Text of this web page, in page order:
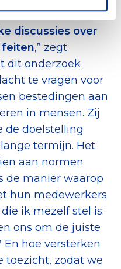
CBF helpt?Het
discussies over
,” zegt
dit onderzoek
te vragen voor
bestedingen aan
in mensen. Zij
de doelstelling
termijn. Het
aan normen
de manier waarop
hun medewerkers
ik mezelf stel is:
ons om de juiste
hoe versterken
toezicht, zodat we